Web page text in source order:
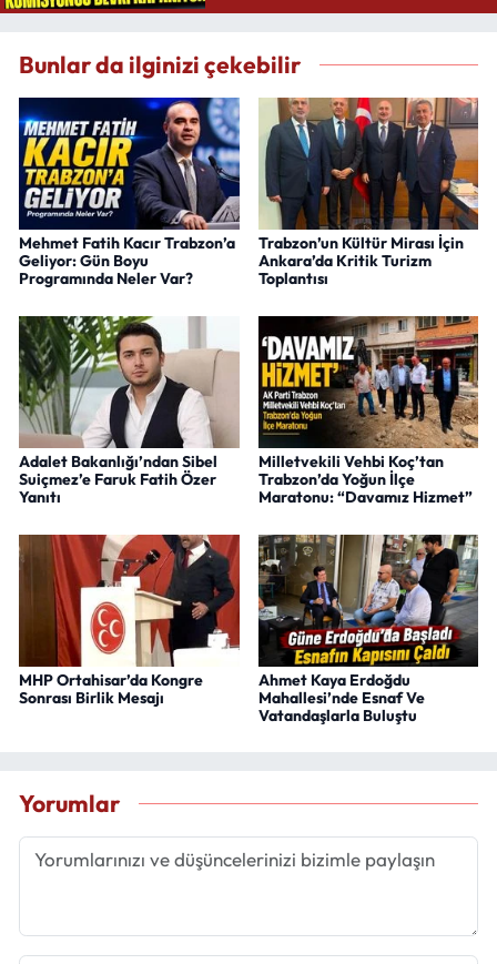
Bunlar da ilginizi çekebilir
Mehmet Fatih Kacır Trabzon’a
Geliyor: Gün Boyu
Programında Neler Var?
Trabzon’un Kültür Mirası İçin
Ankara’da Kritik Turizm
Toplantısı
Adalet Bakanlığı’ndan Sibel
Suiçmez’e Faruk Fatih Özer
Yanıtı
Milletvekili Vehbi Koç’tan
Trabzon’da Yoğun İlçe
Maratonu: “Davamız Hizmet”
MHP Ortahisar’da Kongre
Sonrası Birlik Mesajı
Ahmet Kaya Erdoğdu
Mahallesi’nde Esnaf Ve
Vatandaşlarla Buluştu
Yorumlar